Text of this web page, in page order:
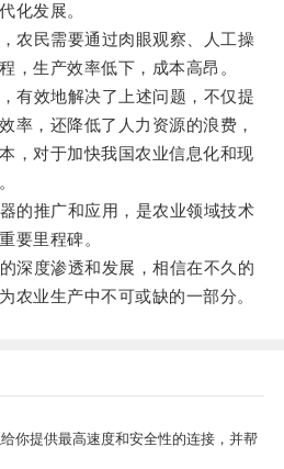
化发展。
民需要通过肉眼观察、人工操
，生产效率低下，成本高昂。
效地解决了上述问题，不仅提
率，还降低了人力资源的浪费，
，对于加快我国农业信息化和现
推广和应用，是农业领域技术
要里程碑。
度渗透和发展，相信在不久的
农业生产中不可或缺的一部分。
你提供最高速度和安全性的连接，并帮